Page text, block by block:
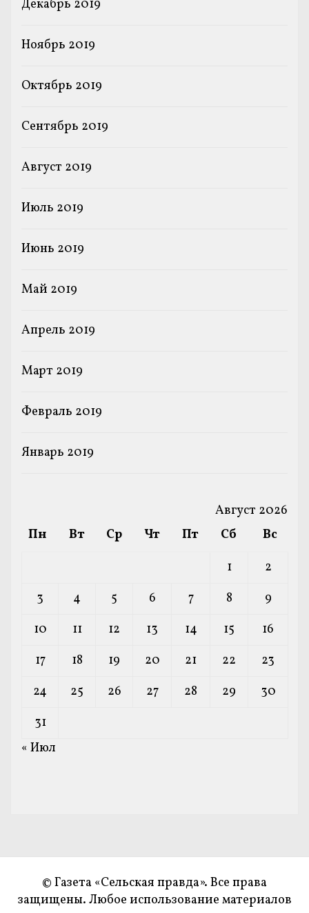
Декабрь 2019
Ноябрь 2019
Октябрь 2019
Сентябрь 2019
Август 2019
Июль 2019
Июнь 2019
Май 2019
Апрель 2019
Март 2019
Февраль 2019
Январь 2019
Август 2026
Пн
Вт Ср Чт Пт Сб
Вс
1
2
3
4 5 6 7 8
9
10
11 12 13 14 15
16
17
18 19 20 21 22
23
24
25 26 27 28 29
30
31
« Июл
© Газета «Сельская правда». Все права
защищены. Любое использование материалов